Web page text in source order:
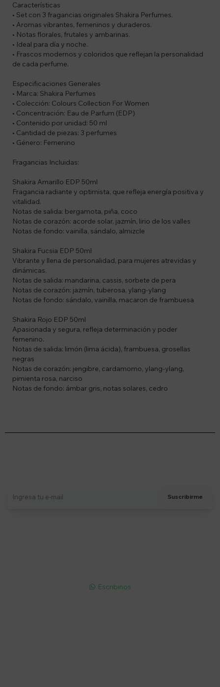
Características
• Set con 3 fragancias originales Shakira Perfumes.
• Aromas vibrantes, femeninos y duraderos.
• Notas florales, frutales y ambarinas.
• Ideal para día y noche.
• Frascos modernos y coloridos que reflejan la personalidad
de cada perfume.
Especificaciones Generales
• Marca: Shakira Perfumes
• Colección: Colours Collection For Women
• Concentración: Eau de Parfum (EDP)
• Contenido por unidad: 50 ml
• Cantidad de piezas: 3 perfumes
• Género: Femenino
Fragancias Incluidas:
Shakira Amarillo EDP 50ml
Fragancia radiante y optimista, que refleja energía positiva y
vitalidad.
Notas de salida: bergamota, piña, coco
Notas de corazón: acorde solar, jazmín, lirio de los valles
Notas de fondo: vainilla, sándalo, almizcle
Shakira Fucsia EDP 50ml
Vibrante y llena de personalidad, para mujeres atrevidas y
dinámicas.
Notas de salida: mandarina, cassis, sorbete de pera
Notas de corazón: jazmín, tuberosa, ylang-ylang
Notas de fondo: sándalo, vainilla, macaron de frambuesa
Shakira Rojo EDP 50ml
Apasionada y segura, refleja determinación y poder
femenino.
Notas de salida: limón (lima ácida), frambuesa, grosellas
negras
Notas de corazón: jengibre, cardamomo, ylang-ylang,
pimienta rosa, narciso
Notas de fondo: ámbar gris, notas solares, cedro
Suscribirme
 Escribinos